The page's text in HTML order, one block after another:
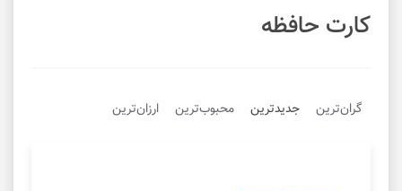
کارت حافظه
گران‌ترین جدیدترین محبوب‌ترین ارزان‌ترین